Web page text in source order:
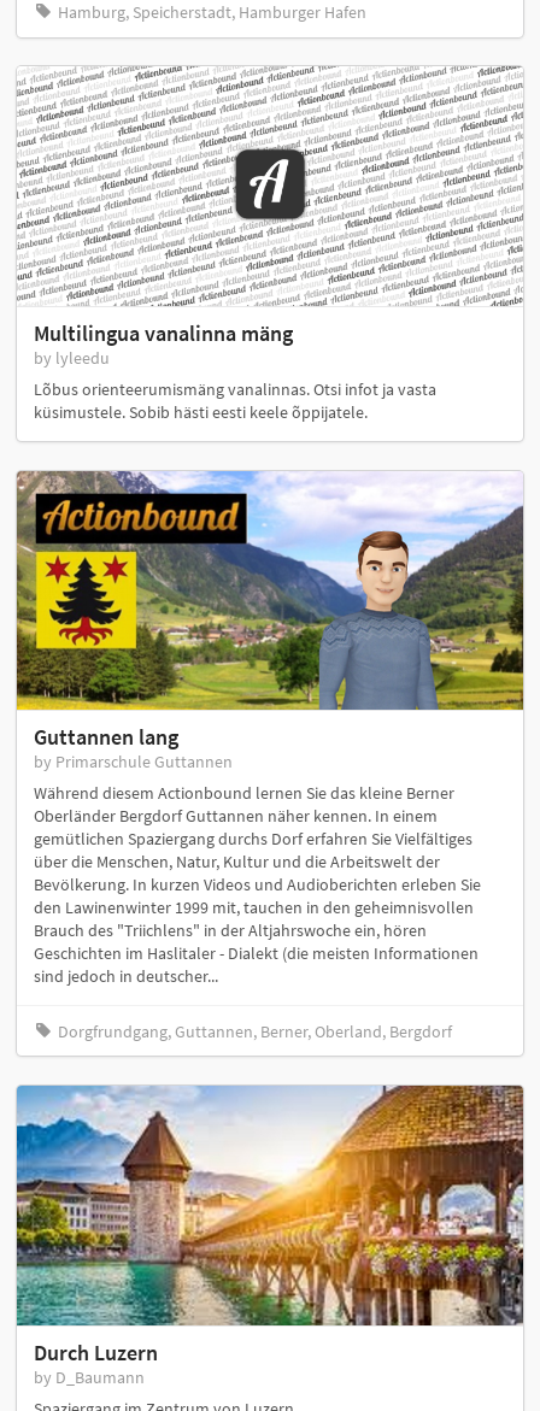
Hamburg, Speicherstadt, Hamburger Hafen
Multilingua vanalinna mäng
by lyleedu
Lõbus orienteerumismäng vanalinnas. Otsi infot ja vasta
küsimustele. Sobib hästi eesti keele õppijatele.
Guttannen lang
by Primarschule Guttannen
Während diesem Actionbound lernen Sie das kleine Berner
Oberländer Bergdorf Guttannen näher kennen. In einem
gemütlichen Spaziergang durchs Dorf erfahren Sie Vielfältiges
über die Menschen, Natur, Kultur und die Arbeitswelt der
Bevölkerung. In kurzen Videos und Audioberichten erleben Sie
den Lawinenwinter 1999 mit, tauchen in den geheimnisvollen
Brauch des "Triichlens" in der Altjahrswoche ein, hören
Geschichten im Haslitaler - Dialekt (die meisten Informationen
sind jedoch in deutscher...
Dorgfrundgang, Guttannen, Berner, Oberland, Bergdorf
Durch Luzern
by D_Baumann